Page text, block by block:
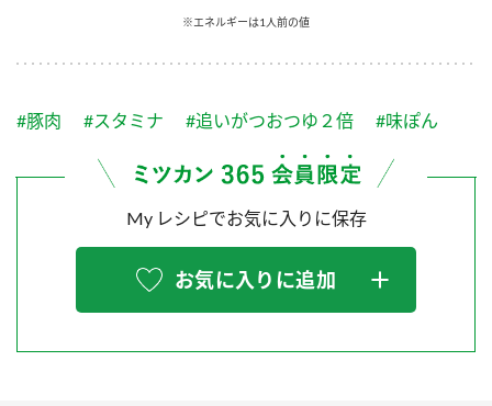
ふりかけ おすしの素
炊き込みご飯の素 米飯用調味液
かおりの蔵
つゆ
納豆のサイト
スペシャルサイト
水の文化センター（アーカイブ）
ZENB initiative
MIM（ミツカンミュージアム）
お客様相談センター
お客様の声をいかしました
販売終了製品のご案内
よくあるご質問
※エネルギーは1人前の値
#豚肉 #スタミナ #追いがつおつゆ２倍 #味ぽん
My レシピでお気に入りに保存
お気に入りに追加